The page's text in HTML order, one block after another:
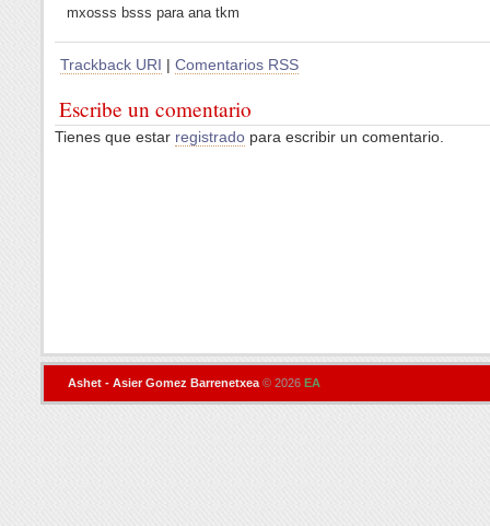
mxosss bsss para ana tkm
Trackback URI | Comentarios RSS
Escribe un comentario
Tienes que estar registrado para escribir un comentario.
Ashet - Asier Gomez Barrenetxea © 2026 EA